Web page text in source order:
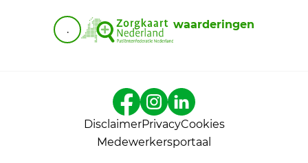
. waarderingen
DisclaimerPrivacyCookies
Medewerkersportaal